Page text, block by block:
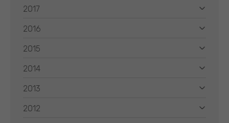
2017
2016
2015
2014
2013
2012